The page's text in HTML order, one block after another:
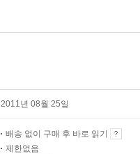
2011년 08월 25일
배송 없이 구매 후 바로 읽기
제한없음